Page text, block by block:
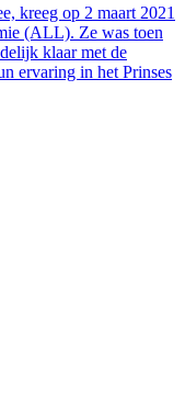
kreeg op 2 maart 2021
(ALL). Ze was toen
klaar met de
ervaring in het Prinses